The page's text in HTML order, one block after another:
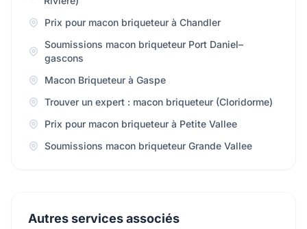
Prix pour macon briqueteur à Chandler
Soumissions macon briqueteur Port Daniel–
gascons
Macon Briqueteur à Gaspe
Trouver un expert : macon briqueteur (Cloridorme)
Prix pour macon briqueteur à Petite Vallee
Soumissions macon briqueteur Grande Vallee
Autres services associés